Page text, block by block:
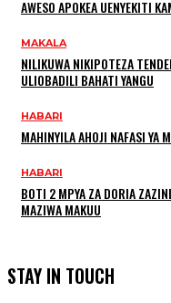
AWESO APOKEA UENYEKITI
MAKALA
NILIKUWA NIKIPOTEZA
ULIOBADILI BAHATI YANGU
HABARI
MAHINYILA AHOJI NAFASI YA
HABARI
BOTI 2 MPYA ZA DORIA
MAZIWA MAKUU
STAY IN TOUCH